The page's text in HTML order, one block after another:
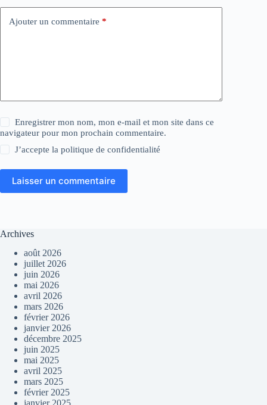
Ajouter un commentaire *
Enregistrer mon nom, mon e-mail et mon site dans ce
navigateur pour mon prochain commentaire.
J’accepte lapolitique de confidentialité
Laisser un commentaire
Archives
août 2026
juillet 2026
juin 2026
mai 2026
avril 2026
mars 2026
février 2026
janvier 2026
décembre 2025
juin 2025
mai 2025
avril 2025
mars 2025
février 2025